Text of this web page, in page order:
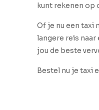
kunt rekenen op
Of je nu een taxi
langere reis naar
jou de beste
Bestel nu je taxi